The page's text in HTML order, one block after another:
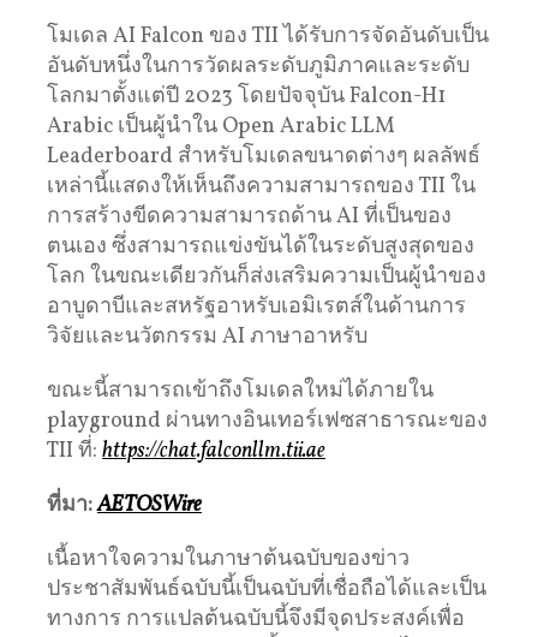
โมเดล AI Falcon ของ TII ได้รับการจัดอันดับเป็น
อันดับหนึ่งในการวัดผลระดับภูมิภาคและระดับ
โลกมาตั้งแต่ปี 2023 โดยปัจจุบัน Falcon-H1
Arabic เป็นผู้นำใน Open Arabic LLM
Leaderboard สำหรับโมเดลขนาดต่างๆ ผลลัพธ์
เหล่านี้แสดงให้เห็นถึงความสามารถของ TII ใน
การสร้างขีดความสามารถด้าน AI ที่เป็นของ
ตนเอง ซึ่งสามารถแข่งขันได้ในระดับสูงสุดของ
โลก ในขณะเดียวกันก็ส่งเสริมความเป็นผู้นำของ
อาบูดาบีและสหรัฐอาหรับเอมิเรตส์ในด้านการ
วิจัยและนวัตกรรม AI ภาษาอาหรับ
ขณะนี้สามารถเข้าถึงโมเดลใหม่ได้ภายใน
playground ผ่านทางอินเทอร์เฟซสาธารณะของ
TII ที่: https://chat.falconllm.tii.ae
ที่มา:AETOSWire
เนื้อหาใจความในภาษาต้นฉบับของข่าว
ประชาสัมพันธ์ฉบับนี้เป็นฉบับที่เชื่อถือได้และเป็น
ทางการ การแปลต้นฉบับนี้จึงมีจุดประสงค์เพื่อ